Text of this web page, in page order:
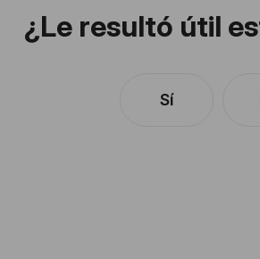
¿Le resultó útil
Sí